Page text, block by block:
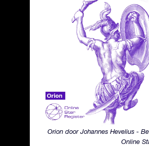
Orion door Johannes Hevelius -
Online